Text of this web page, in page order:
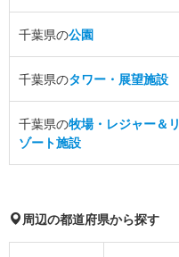
千葉県の公園
千葉県のタワー・展望施設
千葉県の牧場・レジャー＆リ
ゾート施設
周辺の都道府県から探す